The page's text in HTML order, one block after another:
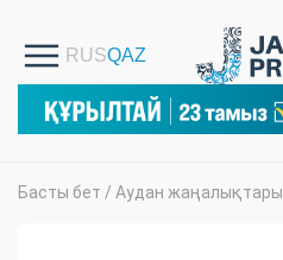
Басты бет / Аудан жаңалықтары